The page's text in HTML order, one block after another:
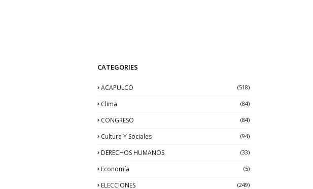
CATEGORIES
ACAPULCO (518)
Clima (84)
CONGRESO (84)
Cultura Y Sociales (94)
DERECHOS HUMANOS (33)
Economía (5)
ELECCIONES (249)